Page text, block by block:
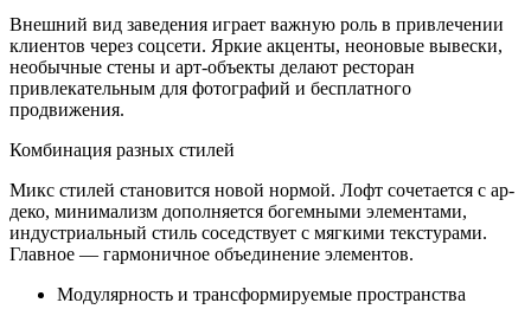
Внешний вид заведения играет важную роль в привлечении
клиентов через соцсети. Яркие акценты, неоновые вывески,
необычные стены и арт-объекты делают ресторан
привлекательным для фотографий и бесплатного
продвижения.
Комбинация разных стилей
Микс стилей становится новой нормой. Лофт сочетается с ар-
деко, минимализм дополняется богемными элементами,
индустриальный стиль соседствует с мягкими текстурами.
Главное — гармоничное объединение элементов.
Модулярность и трансформируемые пространства